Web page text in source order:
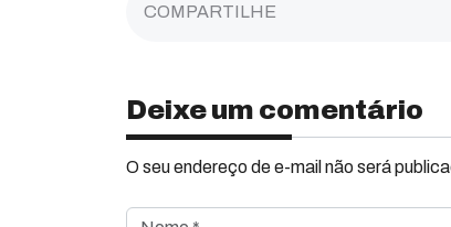
COMPARTILHE
Deixe um comentário
O seu endereço de e-mail não será
Nome *